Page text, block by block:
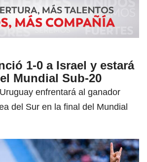
1-0 a Israel y estará
Mundial Sub-20
enfrentará al ganador
del Sur en la final del Mundial